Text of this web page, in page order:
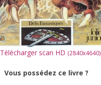
Télécharger scan HD (2840x4640)
Vous possédez ce livre ?